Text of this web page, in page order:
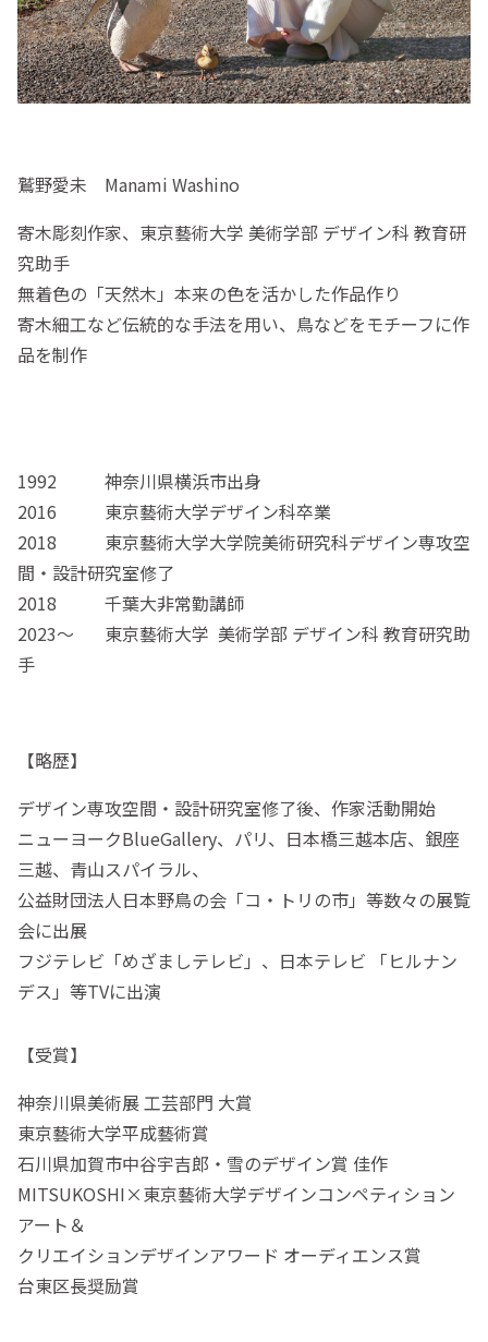
鷲野愛未 Manami Washino
寄木彫刻作家、東京藝術大学 美術学部 デザイン科 教育研
究助手
無着色の「天然木」本来の色を活かした作品作り
寄木細工など伝統的な手法を用い、鳥などをモチーフに作
品を制作
1992 神奈川県横浜市出身
2016 東京藝術大学デザイン科卒業
2018 東京藝術大学大学院美術研究科デザイン専攻空
間・設計研究室修了
2018 千葉大非常勤講師
2023〜 東京藝術大学 美術学部 デザイン科 教育研究助
手
【略歴】
デザイン専攻空間・設計研究室修了後、作家活動開始
ニューヨークBlueGallery、パリ、日本橋三越本店、銀座
三越、青山スパイラル、
公益財団法人日本野鳥の会「コ・トリの市」等数々の展覧
会に出展
フジテレビ「めざましテレビ」、日本テレビ 「ヒルナン
デス」等TVに出演
【受賞】
神奈川県美術展 工芸部門 大賞
東京藝術大学平成藝術賞
石川県加賀市中谷宇吉郎・雪のデザイン賞 佳作
MITSUKOSHI×東京藝術大学デザインコンペティション
アート＆
クリエイションデザインアワード オーディエンス賞
台東区長奨励賞